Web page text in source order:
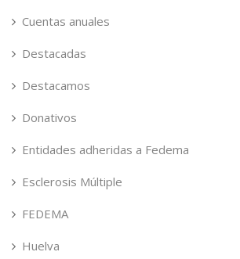
Cuentas anuales
Destacadas
Destacamos
Donativos
Entidades adheridas a Fedema
Esclerosis Múltiple
FEDEMA
Huelva